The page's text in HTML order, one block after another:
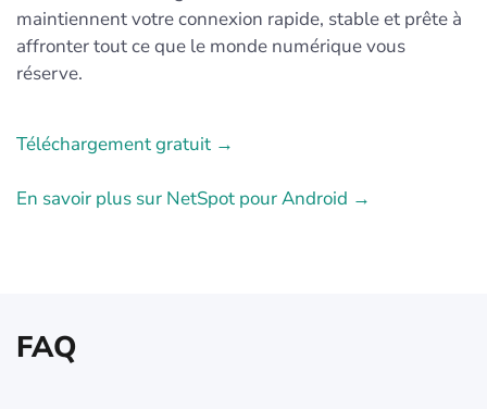
maintiennent votre connexion rapide, stable et prête à
affronter tout ce que le monde numérique vous
réserve.
Téléchargement gratuit →
En savoir plus sur NetSpot pour Android →
FAQ